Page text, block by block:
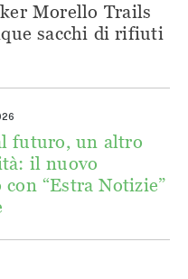
Morello Trails
sacchi di rifiuti
futuro, un altro
il nuovo
“Estra Notizie”